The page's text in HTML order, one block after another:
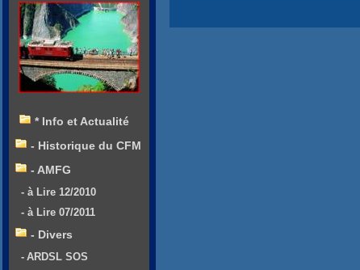
* Info et Actualité
- Historique du CFM
- AMFG
- à Lire 12/2010
- à Lire 07/2011
- Divers
- ARDSL SOS